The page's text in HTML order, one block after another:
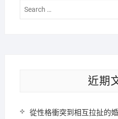
近期
從性格衝突到相互拉扯的